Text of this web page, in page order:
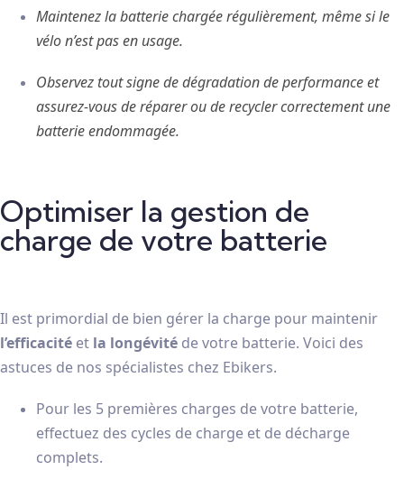
Maintenez la batterie chargée régulièrement, même si le
vélo n’est pas en usage.
Observez tout signe de dégradation de performance et
assurez-vous de réparer ou de recycler correctement une
batterie endommagée.
Optimiser la gestion de
charge de votre batterie
Il est primordial de bien gérer la charge pour maintenir
l’efficacité et la longévité de votre batterie. Voici des
astuces de nos spécialistes chez Ebikers.
Pour les 5 premières charges de votre batterie,
effectuez des cycles de charge et de décharge
complets.